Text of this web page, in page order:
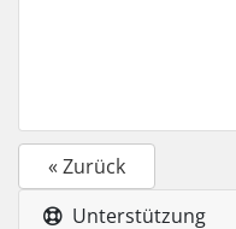
« Zurück
Unterstützung